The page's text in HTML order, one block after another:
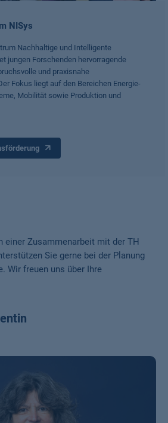
NISys
Nachhaltige und Intelligente
jungen Forschenden hervorragende
und praxisnahe
Fokus liegt auf den Bereichen Energie-
Mobilität sowie Produktion und
einer Zusammenarbeit mit der TH
Sie gerne bei der Planung
Wir freuen uns über Ihre